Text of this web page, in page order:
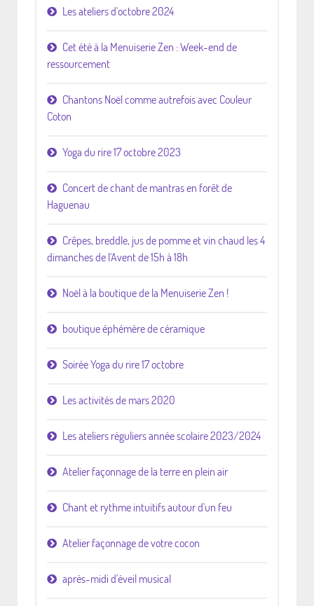
Les ateliers d'octobre 2024
Cet été à la Menuiserie Zen : Week-end de
ressourcement
Chantons Noël comme autrefois avec Couleur
Coton
Yoga du rire 17 octobre 2023
Concert de chant de mantras en forêt de
Haguenau
Crêpes, breddle, jus de pomme et vin chaud les 4
dimanches de l'Avent de 15h à 18h
Noël à la boutique de la Menuiserie Zen !
boutique éphémère de céramique
Soirée Yoga du rire 17 octobre
Les activités de mars 2020
Les ateliers réguliers année scolaire 2023/2024
Atelier façonnage de la terre en plein air
Chant et rythme intuitifs autour d'un feu
Atelier façonnage de votre cocon
après-midi d'éveil musical